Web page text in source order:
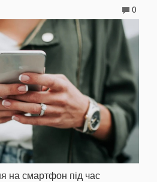
0
на смартфон під час